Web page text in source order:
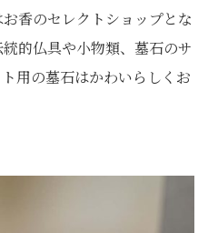
香のセレクトショップとな
的仏具や小物類、墓石のサ
用の墓石はかわいらしくお